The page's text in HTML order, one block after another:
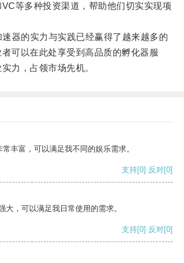
等多种投资渠道，帮助他们切实实现项
的实力与实践已经赢得了越来越多的
可以在此处享受到高品质的孵化器服
力，占领市场先机。
丰富，可以满足我不同的娱乐需求。
支持[0] 反对[0]
大，可以满足我日常使用的需求。
支持[0] 反对[0]